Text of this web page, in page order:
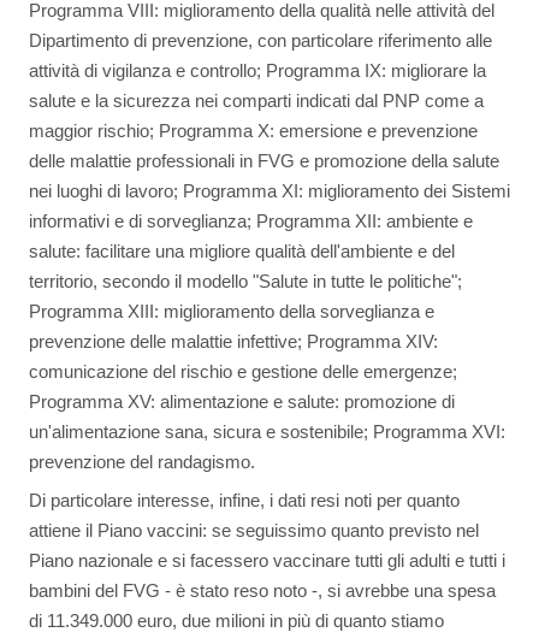
Programma VIII: miglioramento della qualità nelle attività del
Dipartimento di prevenzione, con particolare riferimento alle
attività di vigilanza e controllo; Programma IX: migliorare la
salute e la sicurezza nei comparti indicati dal PNP come a
maggior rischio; Programma X: emersione e prevenzione
delle malattie professionali in FVG e promozione della salute
nei luoghi di lavoro; Programma XI: miglioramento dei Sistemi
informativi e di sorveglianza; Programma XII: ambiente e
salute: facilitare una migliore qualità dell'ambiente e del
territorio, secondo il modello "Salute in tutte le politiche";
Programma XIII: miglioramento della sorveglianza e
prevenzione delle malattie infettive; Programma XIV:
comunicazione del rischio e gestione delle emergenze;
Programma XV: alimentazione e salute: promozione di
un'alimentazione sana, sicura e sostenibile; Programma XVI:
prevenzione del randagismo.
Di particolare interesse, infine, i dati resi noti per quanto
attiene il Piano vaccini: se seguissimo quanto previsto nel
Piano nazionale e si facessero vaccinare tutti gli adulti e tutti i
bambini del FVG - è stato reso noto -, si avrebbe una spesa
di 11.349.000 euro, due milioni in più di quanto stiamo